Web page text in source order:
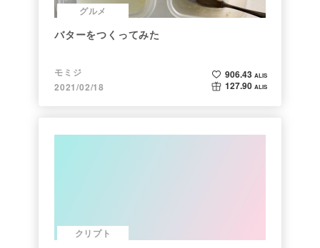
グルメ
バターをつくってみた
モミジ
2021/02/18
906.43 ALIS
127.90 ALIS
クリプト